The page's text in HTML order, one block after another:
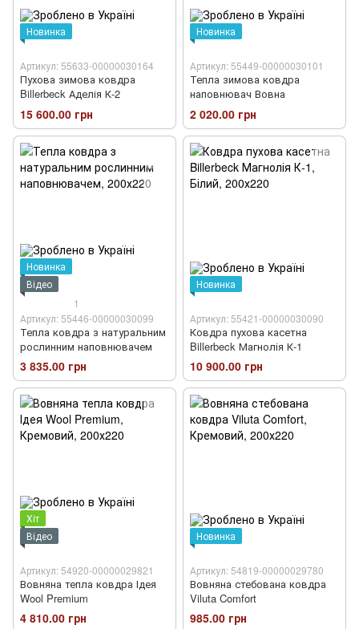
Новинка
Артикул: 55633-00000030164
Пухова зимова ковдра
Billerbeck Аделія К-2
15 600.00 грн
Новинка
Артикул: 55449-00000030101
Тепла зимова ковдра
наповнювач Вовна
2 020.00 грн
Новинка
Відео
1
Артикул: 55446-00000030099
Тепла ковдра з натуральним
рослинним наповнювачем
3 835.00 грн
Новинка
Артикул: 55421-00000030090
Ковдра пухова касетна
Billerbeck Магнолія К-1
10 900.00 грн
Хіт
Відео
Артикул: 54920-00000029821
Вовняна тепла ковдра Ідея
Wool Premium
4 810.00 грн
Новинка
Артикул: 54819-00000029780
Вовняна стебована ковдра
Viluta Comfort
985.00 грн